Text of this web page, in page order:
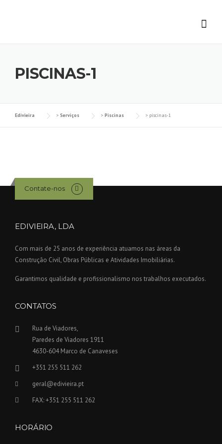
PISCINAS-1
Edivieira > Serviços > Piscinas > piscinas-1
Contate-nos
EDIVIEIRA, LDA
Com mais de 25 anos de experiência atuamos nas áreas da
Construção Civil, Obras Públicas e Atividades Imobiliárias.
Garantimos qualidade e profissionalismo nos trabalhos executados.
CONTATOS
Rua de Viadores,
Paredes de Viadores 1911
4630-604 Marco de Canaveses
+351 255 511 262
geral@edivieira.pt
FAX: +351 255 511 262
HORÁRIO